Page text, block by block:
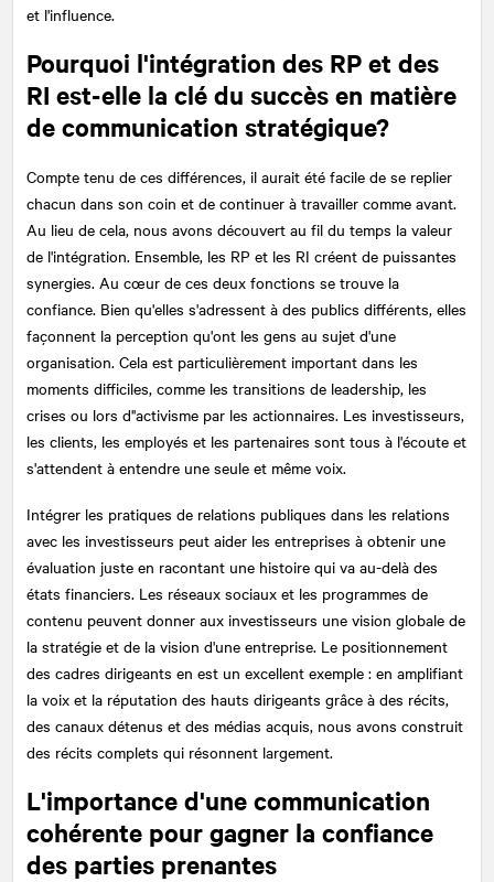
et l'influence.
Pourquoi l'intégration des RP et des
RI est-elle la clé du succès en matière
de communication stratégique?
Compte tenu de ces différences, il aurait été facile de se replier
chacun dans son coin et de continuer à travailler comme avant.
Au lieu de cela, nous avons découvert au fil du temps la valeur
de l'intégration. Ensemble, les RP et les RI créent de puissantes
synergies. Au cœur de ces deux fonctions se trouve la
confiance. Bien qu'elles s'adressent à des publics différents, elles
façonnent la perception qu'ont les gens au sujet d'une
organisation. Cela est particulièrement important dans les
moments difficiles, comme les transitions de leadership, les
crises ou lors d''activisme par les actionnaires. Les investisseurs,
les clients, les employés et les partenaires sont tous à l'écoute et
s'attendent à entendre une seule et même voix.
Intégrer les pratiques de relations publiques dans les relations
avec les investisseurs peut aider les entreprises à obtenir une
évaluation juste en racontant une histoire qui va au-delà des
états financiers. Les réseaux sociaux et les programmes de
contenu peuvent donner aux investisseurs une vision globale de
la stratégie et de la vision d'une entreprise. Le positionnement
des cadres dirigeants en est un excellent exemple : en amplifiant
la voix et la réputation des hauts dirigeants grâce à des récits,
des canaux détenus et des médias acquis, nous avons construit
des récits complets qui résonnent largement.
L'importance d'une communication
cohérente pour gagner la confiance
des parties prenantes